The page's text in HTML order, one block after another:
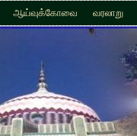
ஆய்வுக்கோவை வரலாறு